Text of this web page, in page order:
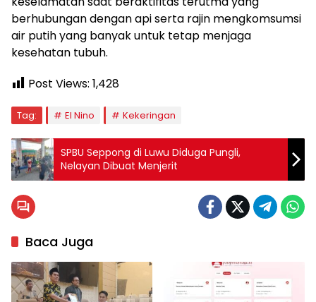
berhubungan dengan api serta rajin mengkomsumsi
air putih yang banyak untuk tetap menjaga
kesehatan tubuh.
Post Views: 1,428
Tag: El Nino Kekeringan
SPBU Seppong di Luwu Diduga Pungli,
Nelayan Dibuat Menjerit
Baca Juga